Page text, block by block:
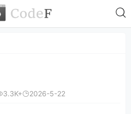
3.3K+ 2026-5-22